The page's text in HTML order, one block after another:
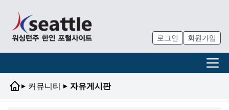
로그인 회원가입
▸ 커뮤니티 ▸ 자유게시판